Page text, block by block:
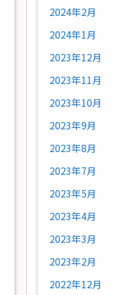
2024年2月
2024年1月
2023年12月
2023年11月
2023年10月
2023年9月
2023年8月
2023年7月
2023年5月
2023年4月
2023年3月
2023年2月
2022年12月